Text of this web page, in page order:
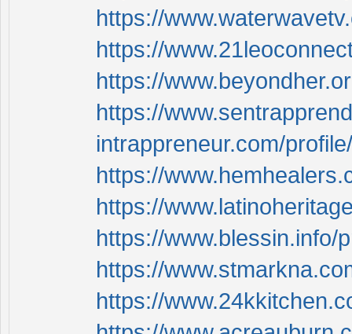
https://
https://
https://
https://
intrappreneur.com/
https://
https://
https://www.blessin.info/
https://
https://